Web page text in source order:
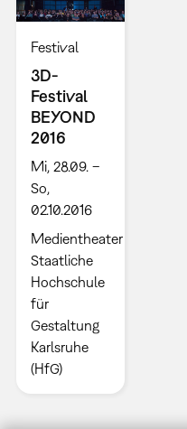
Festival
3D-
Festival
BEYOND
2016
Mi, 28.09. –
So,
02.10.2016
Medientheater
Staatliche
Hochschule
für
Gestaltung
Karlsruhe
(HfG)